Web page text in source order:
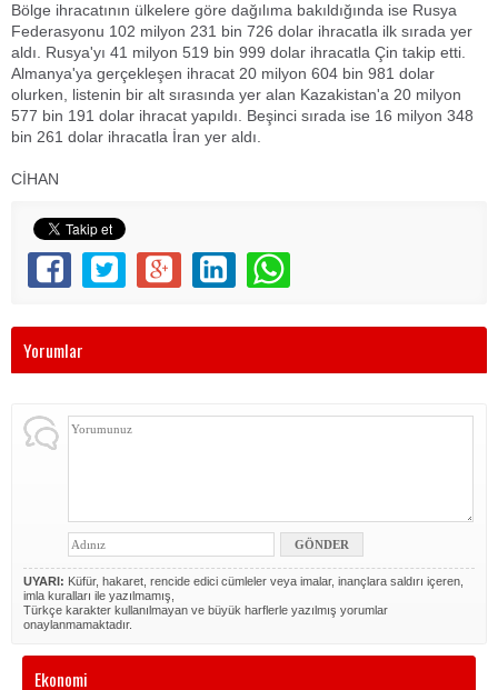
Bölge ihracatının ülkelere göre dağılıma bakıldığında ise Rusya
Federasyonu 102 milyon 231 bin 726 dolar ihracatla ilk sırada yer
aldı. Rusya'yı 41 milyon 519 bin 999 dolar ihracatla Çin takip etti.
Almanya'ya gerçekleşen ihracat 20 milyon 604 bin 981 dolar
olurken, listenin bir alt sırasında yer alan Kazakistan'a 20 milyon
577 bin 191 dolar ihracat yapıldı. Beşinci sırada ise 16 milyon 348
bin 261 dolar ihracatla İran yer aldı.
CİHAN
Yorumlar
UYARI: Küfür, hakaret, rencide edici cümleler veya imalar, inançlara saldırı içeren,
imla kuralları ile yazılmamış,
Türkçe karakter kullanılmayan ve büyük harflerle yazılmış yorumlar
onaylanmamaktadır.
Ekonomi